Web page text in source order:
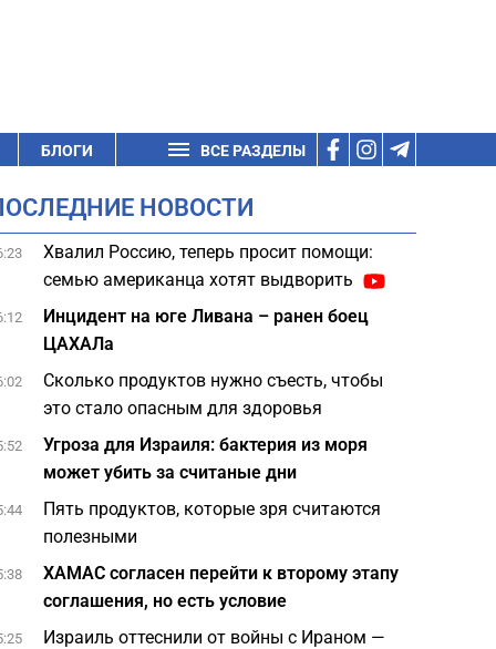
БЛОГИ ВСЕ РАЗДЕЛЫ
НОВОСТИ
Хвалил Россию, теперь просит помощи:
семью американца хотят выдворить
Инцидент на юге Ливана – ранен боец
ЦАХАЛа
Сколько продуктов нужно съесть, чтобы
это стало опасным для здоровья
Угроза для Израиля: бактерия из моря
может убить за считаные дни
Пять продуктов, которые зря считаются
полезными
ХАМАС согласен перейти к второму этапу
соглашения, но есть условие
Израиль оттеснили от войны с Ираном —